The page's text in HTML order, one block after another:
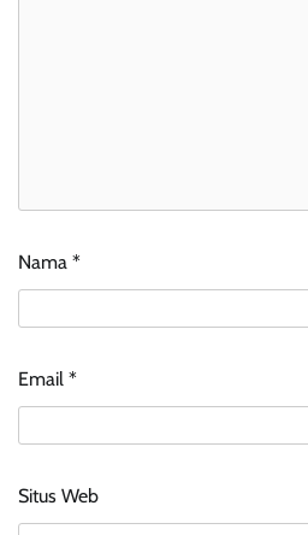
Nama *
Email *
Situs Web